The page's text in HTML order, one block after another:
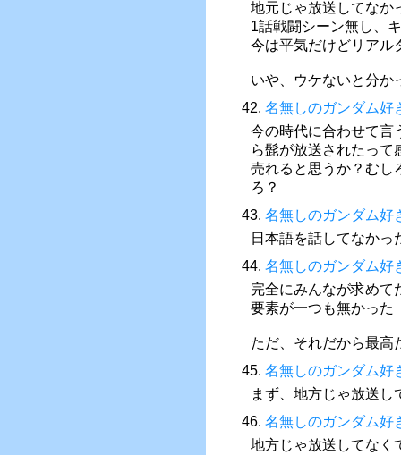
地元じゃ放送してなか
1話戦闘シーン無し、
今は平気だけどリアル
いや、ウケないと分か
42. 名無しのガンダム好
今の時代に合わせて言
ら髭が放送されたって
売れると思うか？むし
ろ？
43. 名無しのガンダム好
日本語を話してなかっ
44. 名無しのガンダム好
完全にみんなが求めて
要素が一つも無かった
ただ、それだから最高
45. 名無しのガンダム好
まず、地方じゃ放送し
46. 名無しのガンダム好
地方じゃ放送してなく